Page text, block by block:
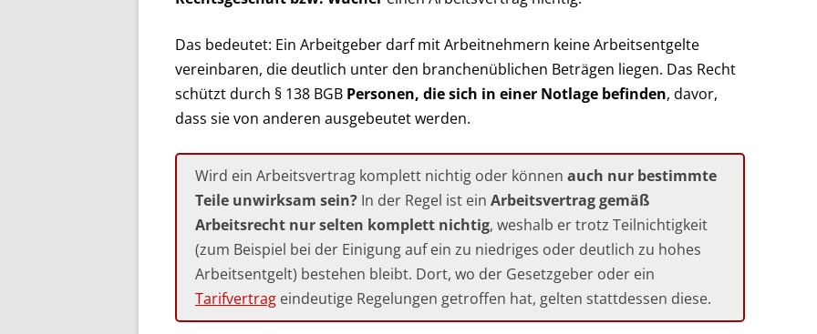
Das bedeutet: Ein Arbeitgeber darf mit Arbeitnehmern keine Arbeitsentgelte
vereinbaren, die deutlich unter den branchenüblichen Beträgen liegen. Das Recht
schützt durch § 138 BGB Personen, die sich in einer Notlage befinden, davor,
dass sie von anderen ausgebeutet werden.
Wird ein Arbeitsvertrag komplett nichtig oder können auch nur bestimmte
Teile unwirksam sein? In der Regel ist ein Arbeitsvertrag gemäß
Arbeitsrecht nur selten komplett nichtig, weshalb er trotz Teilnichtigkeit
(zum Beispiel bei der Einigung auf ein zu niedriges oder deutlich zu hohes
Arbeitsentgelt) bestehen bleibt. Dort, wo der Gesetzgeber oder ein
Tarifvertrag eindeutige Regelungen getroffen hat, gelten stattdessen diese.